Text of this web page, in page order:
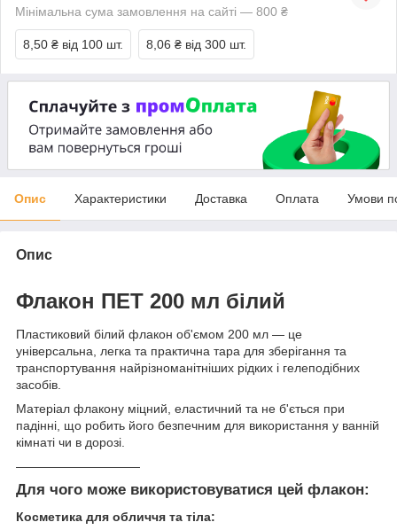
Мінімальна сума замовлення на сайті — 800 ₴
8,50 ₴ від 100 шт. 8,06 ₴ від 300 шт.
Опис Характеристики Доставка Оплата Умови
Опис
Флакон ПЕТ 200 мл білий
Пластиковий білий флакон об'ємом 200 мл — це
універсальна, легка та практична тара для зберігання та
транспортування найрізноманітніших рідких і гелеподібних
засобів.
Матеріал флакону міцний, еластичний та не б'ється при
падінні, що робить його безпечним для використання у ванній
кімнаті чи в дорозі.
——————————
Для чого може використовуватися цей флакон:
Косметика для обличчя та тіла: